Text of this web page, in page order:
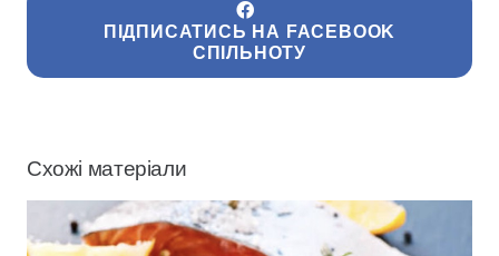
ПІДПИСАТИСЬ НА FACEBOOK
СПІЛЬНОТУ
Схожі матеріали